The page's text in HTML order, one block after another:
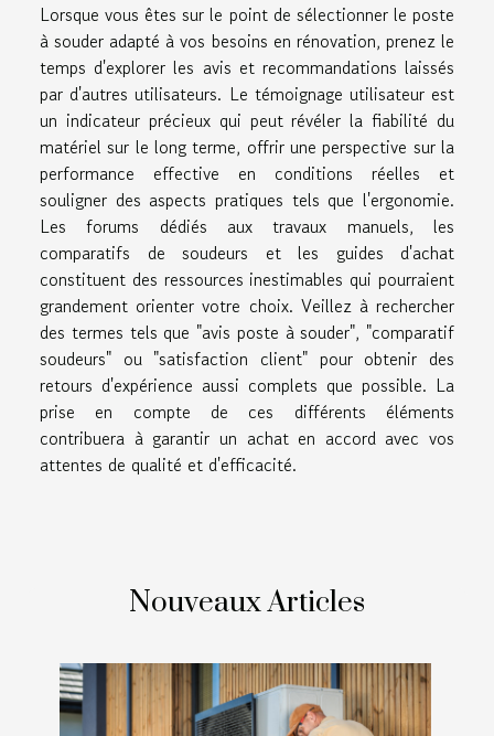
Lorsque vous êtes sur le point de sélectionner le poste
à souder adapté à vos besoins en rénovation, prenez le
temps d'explorer les avis et recommandations laissés
par d'autres utilisateurs. Le témoignage utilisateur est
un indicateur précieux qui peut révéler la fiabilité du
matériel sur le long terme, offrir une perspective sur la
performance effective en conditions réelles et
souligner des aspects pratiques tels que l'ergonomie.
Les forums dédiés aux travaux manuels, les
comparatifs de soudeurs et les guides d'achat
constituent des ressources inestimables qui pourraient
grandement orienter votre choix. Veillez à rechercher
des termes tels que "avis poste à souder", "comparatif
soudeurs" ou "satisfaction client" pour obtenir des
retours d'expérience aussi complets que possible. La
prise en compte de ces différents éléments
contribuera à garantir un achat en accord avec vos
attentes de qualité et d'efficacité.
Nouveaux Articles